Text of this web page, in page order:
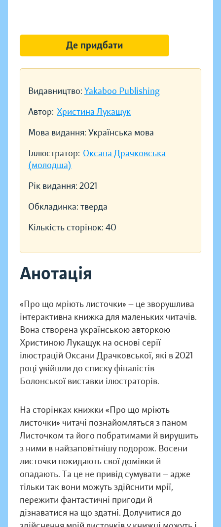
Видавництво: Yakaboo Publishing
Автор: Христина Лукащук
Мова видання: Українська мова
Іллюстратор: Оксана Драчковська
(молодша)
Рік видання: 2021
Обкладинка: тверда
Кількість сторінок: 40
Анотація
«Про що мріють листочки» — це зворушлива
інтерактивна книжка для маленьких читачів.
Вона створена українською авторкою
Христиною Лукащук на основі серії
ілюстрацій Оксани Драчковської, які в 2021
році увійшли до списку фіналістів
Болонської виставки ілюстраторів.
На сторінках книжки «Про що мріють
листочки» читачі познайомляться з паном
Листочком та його побратимами й вирушить
з ними в найзаповітнішу подорож. Восени
листочки покидають свої домівки й
опадають. Та це не привід сумувати — адже
тільки так вони можуть здійснити мрії,
пережити фантастичні пригоди й
дізнаватися на що здатні. Долучитися до
Де придбати